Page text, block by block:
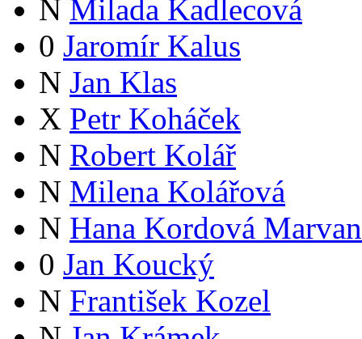
N Milada Kadlecová
0 Jaromír Kalus
N Jan Klas
X Petr Koháček
N Robert Kolář
N Milena Kolářová
N Hana Kordová
0 Jan Koucký
N František Kozel